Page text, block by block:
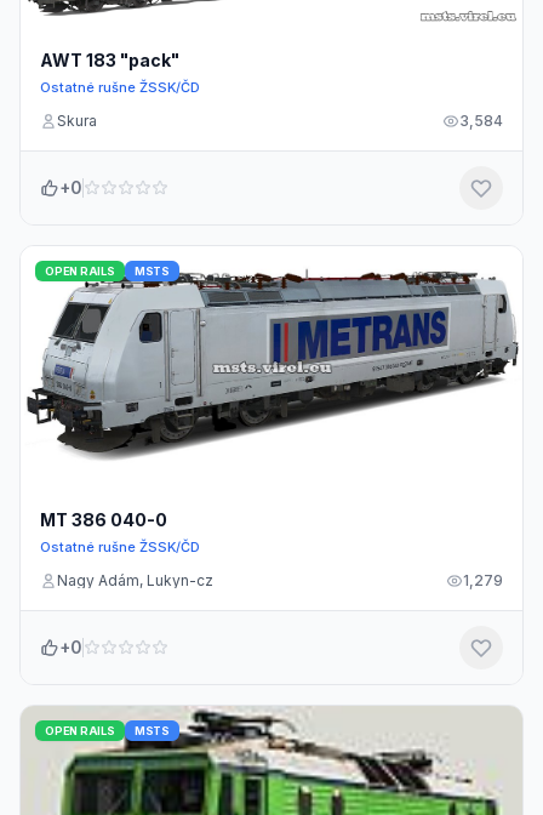
AWT 183 "pack"
Ostatné rušne ŽSSK/ČD
Skura 3,584
+0
OPEN RAILS MSTS
MT 386 040-0
Ostatné rušne ŽSSK/ČD
Nagy Ádám, Lukyn-cz 1,279
+0
OPEN RAILS MSTS